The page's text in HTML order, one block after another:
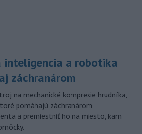
inteligencia a robotika
záchranárom
na mechanické kompresie hrudníka,
pomáhajú záchranárom
a premiestniť ho na miesto, kam